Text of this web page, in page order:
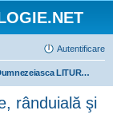
Autentificare
Dumnezeiasca LITURGHIE. Istorie, rânduială şi explicare
rânduială şi